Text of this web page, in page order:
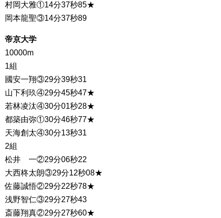
村岡大雅①14分37秒85★
岡本龍聖③14分37秒89
帝京大学
10000m
1組
國安一翔③29分39秒31
山下利玖④29分45秒47★
若林凌汰④30分01秒28★
都築由弥①30分46秒77★
天海創太④30分13秒31
2組
松井 一②29分06秒22
大西柊太朗③29分12秒08★
佐藤誠悟②29分22秒78★
浅野智仁③29分27秒43
斎藤翔真②29分27秒60★